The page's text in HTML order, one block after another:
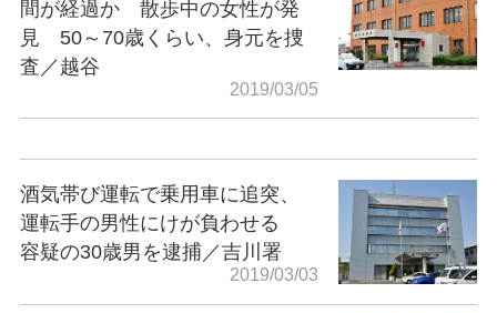
間が経過か 散歩中の女性が発
見 50～70歳くらい、身元を捜
査／越谷
2019/03/05
酒気帯び運転で乗用車に追突、
運転手の男性にけが負わせる
容疑の30歳男を逮捕／吉川署
2019/03/03